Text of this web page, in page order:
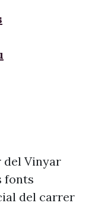
del Vinyar
fonts
del carrer